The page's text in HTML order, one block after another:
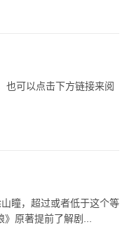
也可以点击下方链接来阅
瞳，超过或者低于这个等
原著提前了解剧...